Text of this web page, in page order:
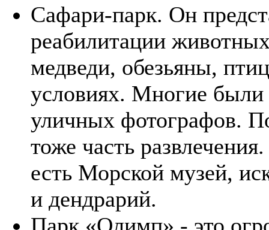
Сафари-парк. Он
реабилитации
медведи, обезьяны,
условиях. Многие были
уличных фотографов.
тоже часть
есть Морской музей,
и дендрарий.
Парк «Олимп» - это